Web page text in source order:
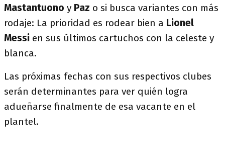
Mastantuono y Paz o si busca variantes con más
rodaje: La prioridad es rodear bien a Lionel
Messi en sus últimos cartuchos con la celeste y
blanca.
Las próximas fechas con sus respectivos clubes
serán determinantes para ver quién logra
adueñarse finalmente de esa vacante en el
plantel.